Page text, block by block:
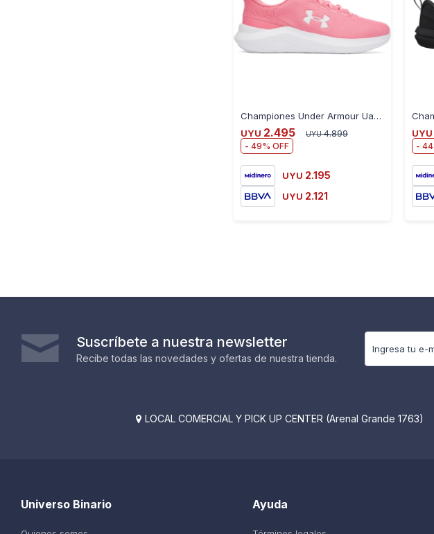
Championes Under Armour Ua W Phade Rn 3 Para Dama - ROSA
UYU 2.495 UYU 4.899
49
UYU 2.195
UYU 2.121
UYU
44
Suscríbete a nuestra newsletter
Recibe todas las novedades y ofertas de nuestra tienda.
 LOCAL COMERCIAL Y PICK UP CENTER (Arenal Grande 1763)
Ayuda
Universo Binario